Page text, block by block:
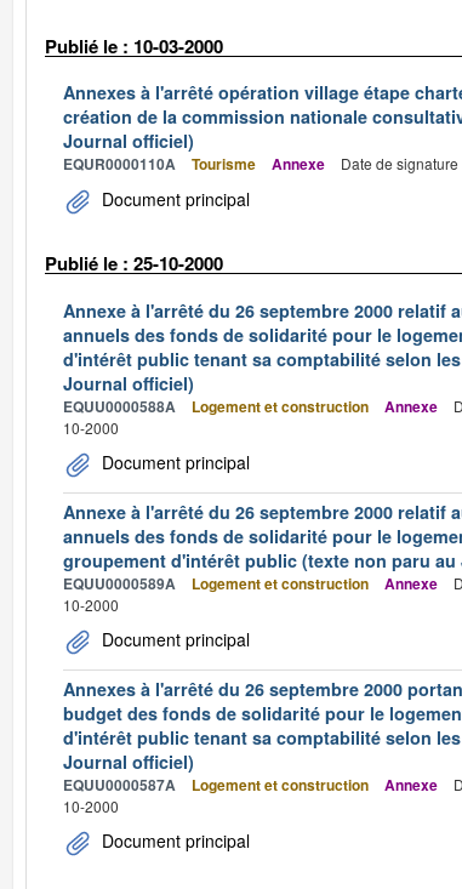
Publié le : 10-03-2000
Annexes à l'arrêté opération village étape
création de la commission nationale
Journal officiel)
EQUR0000110A Tourisme Annexe Date de
Document principal
Publié le : 25-10-2000
Annexe à l'arrêté du 26 septembre 2000
annuels des fonds de solidarité pour le
d'intérêt public tenant sa comptabilité selon
Journal officiel)
EQUU0000588A Logement et construction Annexe
10-2000
Document principal
Annexe à l'arrêté du 26 septembre 2000
annuels des fonds de solidarité pour le
groupement d'intérêt public (texte non paru
EQUU0000589A Logement et construction Annexe
10-2000
Document principal
Annexes à l'arrêté du 26 septembre 2000
budget des fonds de solidarité pour le
d'intérêt public tenant sa comptabilité selon
Journal officiel)
EQUU0000587A Logement et construction Annexe
10-2000
Document principal